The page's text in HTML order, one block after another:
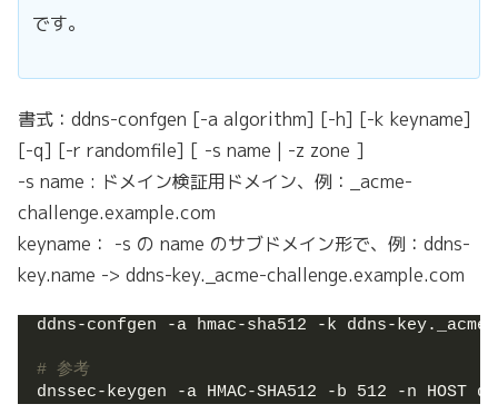
です。
書式：ddns-confgen [-a algorithm] [-h] [-k keyname]
[-q] [-r randomfile] [ -s name | -z zone ]
-s name : ドメイン検証用ドメイン、例：_acme-
challenge.example.com
keyname： -s の name のサブドメイン形で、例：ddns-
key.name -> ddns-key._acme-challenge.example.com
ddns-confgen -a hmac-sha512 -k ddns-
# 参考
dnssec-keygen -a HMAC-SHA512 -b 512 -n HOST